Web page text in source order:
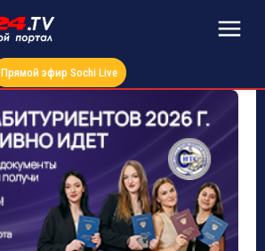
Прямой эфир Sochi Live